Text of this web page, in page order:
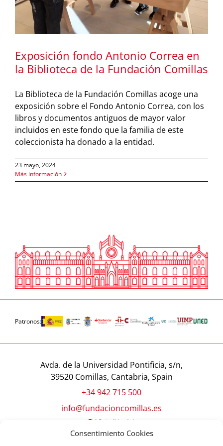
Consentimiento Cookies
Exposición fondo Antonio Correa en
la Biblioteca de la Fundación Comillas
La Biblioteca de la Fundación Comillas acoge una
exposición sobre el Fondo Antonio Correa, con los
libros y documentos antiguos de mayor valor
incluidos en este fondo que la familia de este
coleccionista ha donado a la entidad.
23 mayo, 2024
Más información
Patronos:
Avda. de la Universidad Pontificia, s/n,
39520 Comillas, Cantabria, Spain
+34 942 715 500
info@fundacioncomillas.es